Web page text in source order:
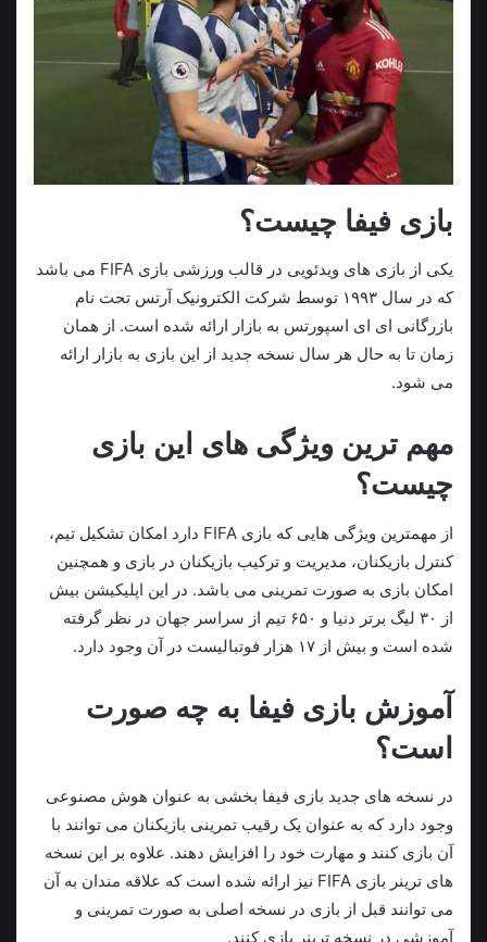
بازی فیفا چیست؟
یکی از بازی های ویدئویی در قالب ورزشی بازی FIFA می باشد
که در سال ۱۹۹۳ توسط شرکت الکترونیک آرتس تحت نام
بازرگانی ای‌ ای اسپورتس به بازار ارائه شده است. از همان
زمان تا به حال هر سال نسخه جدید از این بازی به بازار ارائه
می شود.
مهم ترین ویژگی های این بازی
چیست؟
از مهمترین ویژگی هایی که بازی FIFA دارد امکان تشکیل تیم،
کنترل بازیکنان، مدیریت و ترکیب بازیکنان در بازی و همچنین
امکان بازی به صورت تمرینی می باشد. در این اپلیکیشن بیش
از ۳۰ لیگ برتر دنیا و ۶۵۰ تیم از سراسر جهان در نظر گرفته
شده است و بیش از ۱۷ هزار فوتبالیست در آن وجود دارد.
آموزش بازی فیفا به چه صورت
است؟
در نسخه های جدید بازی فیفا بخشی به عنوان هوش مصنوعی
وجود دارد که به عنوان یک رقیب تمرینی بازیکنان می توانند با
آن بازی کنند و مهارت خود را افزایش دهند. علاوه بر این نسخه
های ترینر بازی FIFA نیز ارائه شده است که علاقه مندان به آن
می توانند قبل از بازی در نسخه اصلی به صورت تمرینی و
آموزشی در نسخه ترینر بازی کنند.